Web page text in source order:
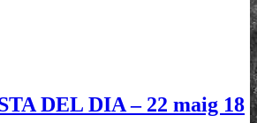
DEL DIA – 22 maig 18